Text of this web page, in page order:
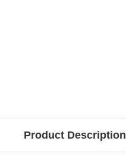
Product Description